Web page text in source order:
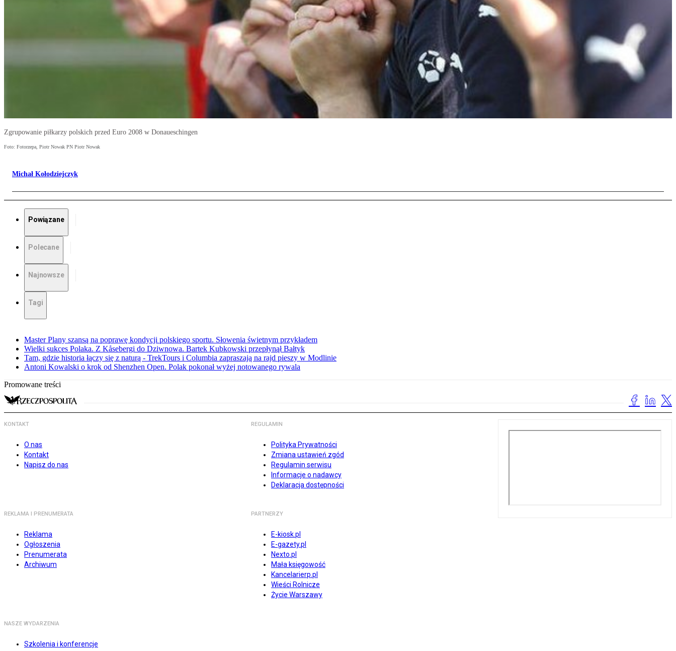
Zgrupowanie piłkarzy polskich przed Euro 2008 w Donaueschingen
Foto: Fotorzepa, Piotr Nowak PN Piotr Nowak
Michał Kołodziejczyk
Powiązane
Polecane
Najnowsze
Tagi
Master Plany szansą na poprawę kondycji polskiego sportu. Słowenia świetnym przykładem
Wielki sukces Polaka. Z Kåsebergi do Dziwnowa. Bartek Kubkowski przepłynął Bałtyk
Tam, gdzie historia łączy się z naturą - TrekTours i Columbia zapraszają na rajd pieszy w Modlinie
Antoni Kowalski o krok od Shenzhen Open. Polak pokonał wyżej notowanego rywala
Promowane treści
KONTAKT
O nas
Kontakt
Napisz do nas
REGULAMIN
Polityka Prywatności
Zmiana ustawień zgód
Regulamin serwisu
Informacje o nadawcy
Deklaracja dostępności
REKLAMA I PRENUMERATA
Reklama
Ogłoszenia
Prenumerata
Archiwum
PARTNERZY
E-kiosk.pl
E-gazety.pl
Nexto.pl
Mała księgowość
Kancelarierp.pl
Wieści Rolnicze
Życie Warszawy
NASZE WYDARZENIA
Szkolenia i konferencje